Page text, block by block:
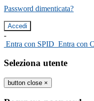
Password dimenticata?
-
Entra con SPID Entra con
Seleziona utente
button close ×